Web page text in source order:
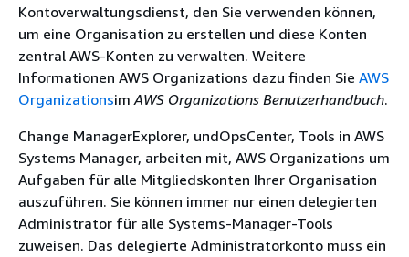
Kontoverwaltungsdienst, den Sie verwenden können,
um eine Organisation zu erstellen und diese Konten
zentral AWS-Konten zu verwalten. Weitere
Informationen AWS Organizations dazu finden Sie AWS
OrganizationsimAWS Organizations Benutzerhandbuch.
Change ManagerExplorer, undOpsCenter, Tools in AWS
Systems Manager, arbeiten mit, AWS Organizations um
Aufgaben für alle Mitgliedskonten Ihrer Organisation
auszuführen. Sie können immer nur einen delegierten
Administrator für alle Systems-Manager-Tools
zuweisen. Das delegierte Administratorkonto muss ein